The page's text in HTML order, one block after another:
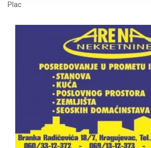
Plac